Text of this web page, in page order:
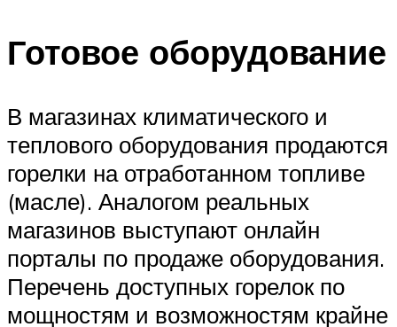
Готовое оборудование
В магазинах климатического и
теплового оборудования продаются
горелки на отработанном топливе
(масле). Аналогом реальных
магазинов выступают онлайн
порталы по продаже оборудования.
Перечень доступных горелок по
мощностям и возможностям крайне